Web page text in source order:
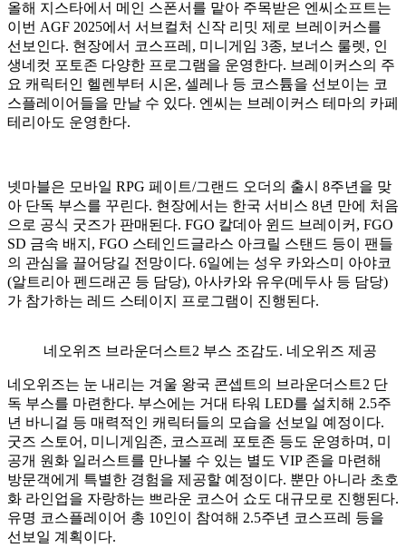
올해 지스타에서 메인 스폰서를 맡아 주목받은 엔씨소프트는
이번 AGF 2025에서 서브컬처 신작 리밋 제로 브레이커스를
선보인다. 현장에서 코스프레, 미니게임 3종, 보너스 룰렛, 인
생네컷 포토존 다양한 프로그램을 운영한다. 브레이커스의 주
요 캐릭터인 헬렌부터 시온, 셀레나 등 코스튬을 선보이는 코
스플레이어들을 만날 수 있다. 엔씨는 브레이커스 테마의 카페
테리아도 운영한다.
넷마블은 모바일 RPG 페이트/그랜드 오더의 출시 8주년을 맞
아 단독 부스를 꾸린다. 현장에서는 한국 서비스 8년 만에 처음
으로 공식 굿즈가 판매된다. FGO 칼데아 윈드 브레이커, FGO
SD 금속 배지, FGO 스테인드글라스 아크릴 스탠드 등이 팬들
의 관심을 끌어당길 전망이다. 6일에는 성우 카와스미 아야코
(알트리아 펜드래곤 등 담당), 아사카와 유우(메두사 등 담당)
가 참가하는 레드 스테이지 프로그램이 진행된다.
네오위즈 브라운더스트2 부스 조감도. 네오위즈 제공
네오위즈는 눈 내리는 겨울 왕국 콘셉트의 브라운더스트2 단
독 부스를 마련한다. 부스에는 거대 타워 LED를 설치해 2.5주
년 바니걸 등 매력적인 캐릭터들의 모습을 선보일 예정이다.
굿즈 스토어, 미니게임존, 코스프레 포토존 등도 운영하며, 미
공개 원화 일러스트를 만나볼 수 있는 별도 VIP 존을 마련해
방문객에게 특별한 경험을 제공할 예정이다. 뿐만 아니라 초호
화 라인업을 자랑하는 쁘라운 코스어 쇼도 대규모로 진행된다.
유명 코스플레이어 총 10인이 참여해 2.5주년 코스프레 등을
선보일 계획이다.